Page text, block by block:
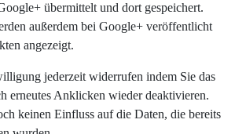
übermittelt und dort gespeichert.
außerdem bei Google+ veröffentlicht
angezeigt.
jederzeit widerrufen indem Sie das
erneutes Anklicken wieder deaktivieren.
keinen Einfluss auf die Daten, die bereits